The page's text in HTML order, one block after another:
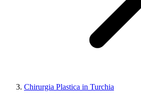
Chirurgia Plastica in Turchia